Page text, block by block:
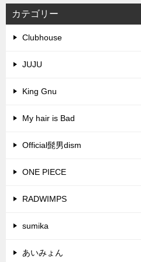
カテゴリー
Clubhouse
JUJU
King Gnu
My hair is Bad
Official髭男dism
ONE PIECE
RADWIMPS
sumika
あいみょん